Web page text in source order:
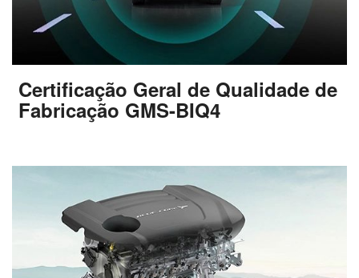
Certificação Geral de Qualidade de
Fabricação GMS-BIQ4